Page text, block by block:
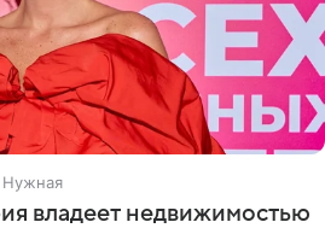
Нужная
владеет недвижимостью